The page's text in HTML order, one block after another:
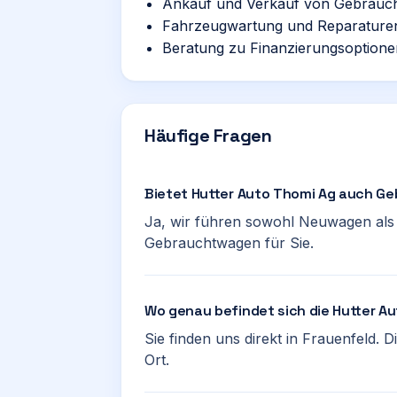
Ankauf und Verkauf von
Fahrzeugwartung und
Beratung zu
Häufige Fragen
Bietet Hutter Auto Thomi Ag auch
Ja, wir führen sowohl Neuwagen
Gebrauchtwagen für Sie.
Wo genau befindet sich die Hutter
Sie finden uns direkt in Frauenfeld.
Ort.